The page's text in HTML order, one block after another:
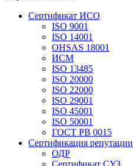
Сертификат ИСО
ISO 9001
ISO 14001
OHSAS 18001
ИСМ
ISO 13485
ISO 20000
ISO 22000
ISO 29001
ISO 45001
ISO 50001
ГОСТ РВ 0015
Сертификация репутации
ОДР
Сертификат СУЗ